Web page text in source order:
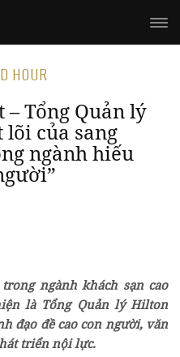
HOUR
Tổng Quản lý
lõi của sang
ngành hiếu
ngành khách sạn cao
là Tổng Quản lý Hilton
đạo đề cao con người, văn
triển nội lực.